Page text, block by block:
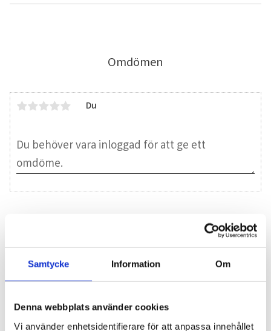
Samtycke Information Om
Denna webbplats använder cookies
Vi använder enhetsidentifierare för att anpassa innehållet
Omdömen
Du
Blogg
7 juni 2026
Bläckfisk – en favorit i det asiatiska